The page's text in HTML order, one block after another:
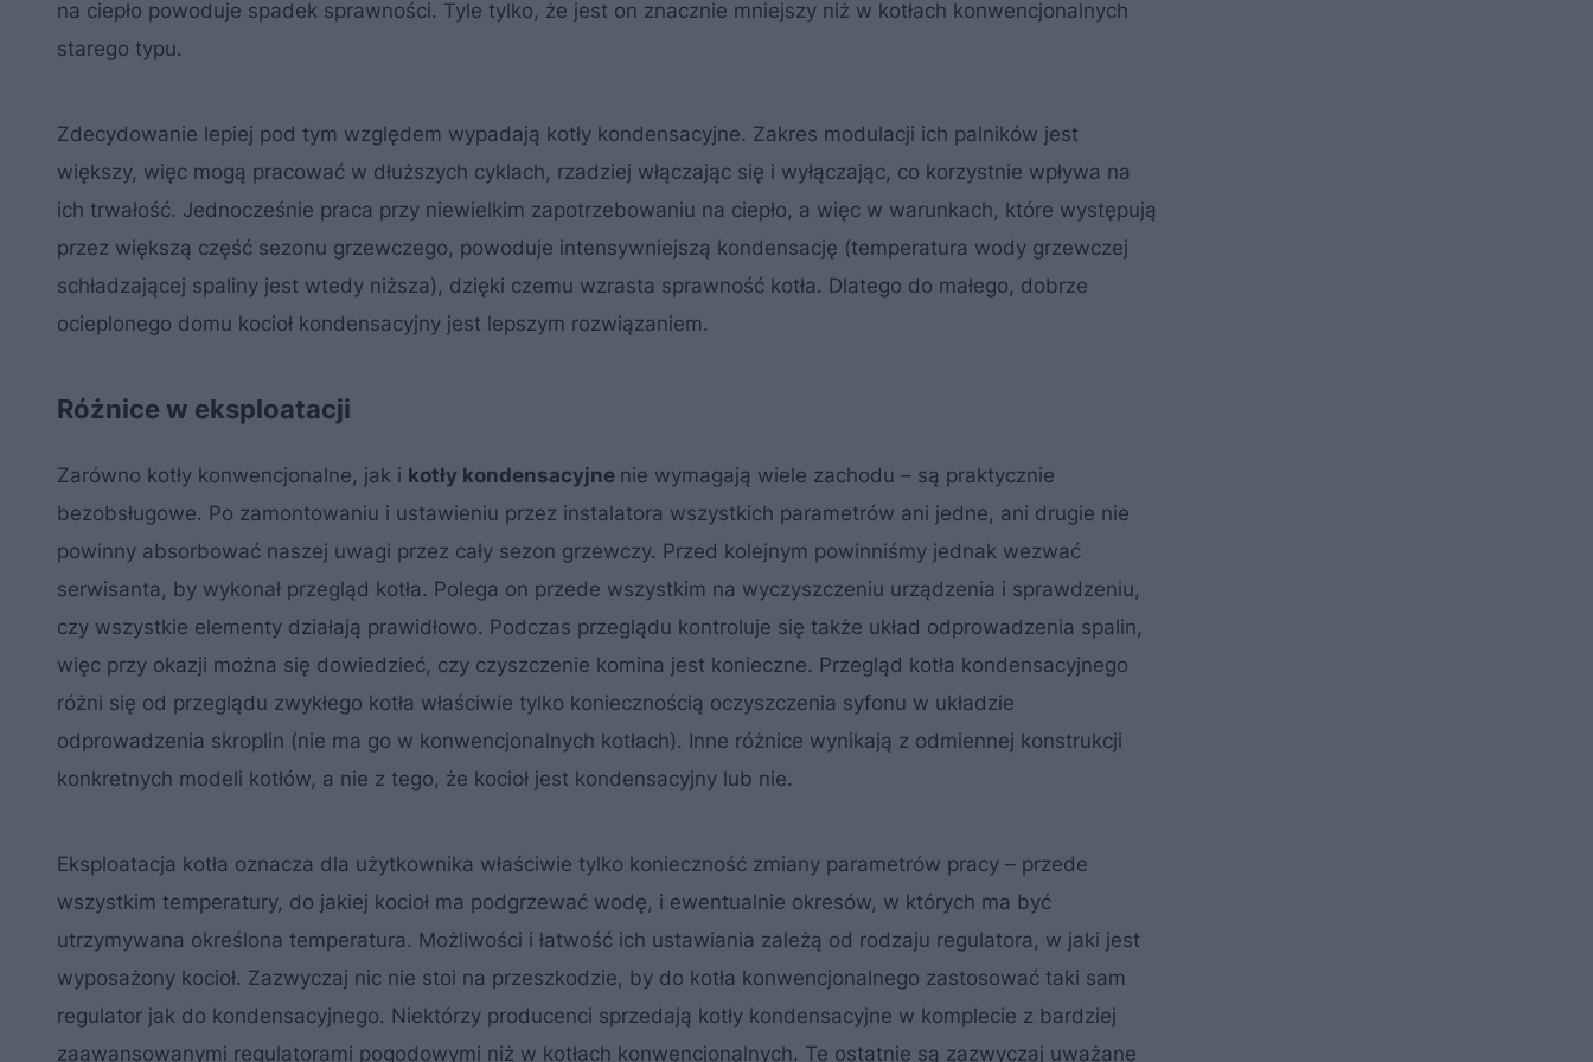
na ciepło powoduje spadek sprawności. Tyle tylko, że jest on znacznie mniejszy niż w kotłach konwencjonalnych
starego typu.
Zdecydowanie lepiej pod tym względem wypadają kotły kondensacyjne. Zakres modulacji ich palników jest
większy, więc mogą pracować w dłuższych cyklach, rzadziej włączając się i wyłączając, co korzystnie wpływa na
ich trwałość. Jednocześnie praca przy niewielkim zapotrzebowaniu na ciepło, a więc w warunkach, które występują
przez większą część sezonu grzewczego, powoduje intensywniejszą kondensację (temperatura wody grzewczej
schładzającej spaliny jest wtedy niższa), dzięki czemu wzrasta sprawność kotła. Dlatego do małego, dobrze
ocieplonego domu kocioł kondensacyjny jest lepszym rozwiązaniem.
Różnice w eksploatacji
Zarówno kotły konwencjonalne, jak i kotły kondensacyjne nie wymagają wiele zachodu – są praktycznie
bezobsługowe. Po zamontowaniu i ustawieniu przez instalatora wszystkich parametrów ani jedne, ani drugie nie
powinny absorbować naszej uwagi przez cały sezon grzewczy. Przed kolejnym powinniśmy jednak wezwać
serwisanta, by wykonał przegląd kotła. Polega on przede wszystkim na wyczyszczeniu urządzenia i sprawdzeniu,
czy wszystkie elementy działają prawidłowo. Podczas przeglądu kontroluje się także układ odprowadzenia spalin,
więc przy okazji można się dowiedzieć, czy czyszczenie komina jest konieczne. Przegląd kotła kondensacyjnego
różni się od przeglądu zwykłego kotła właściwie tylko koniecznością oczyszczenia syfonu w układzie
odprowadzenia skroplin (nie ma go w konwencjonalnych kotłach). Inne różnice wynikają z odmiennej konstrukcji
konkretnych modeli kotłów, a nie z tego, że kocioł jest kondensacyjny lub nie.
Eksploatacja kotła oznacza dla użytkownika właściwie tylko konieczność zmiany parametrów pracy – przede
wszystkim temperatury, do jakiej kocioł ma podgrzewać wodę, i ewentualnie okresów, w których ma być
utrzymywana określona temperatura. Możliwości i łatwość ich ustawiania zależą od rodzaju regulatora, w jaki jest
wyposażony kocioł. Zazwyczaj nic nie stoi na przeszkodzie, by do kotła konwencjonalnego zastosować taki sam
regulator jak do kondensacyjnego. Niektórzy producenci sprzedają kotły kondensacyjne w komplecie z bardziej
zaawansowanymi regulatorami pogodowymi niż w kotłach konwencjonalnych. Te ostatnie są zazwyczaj uważane